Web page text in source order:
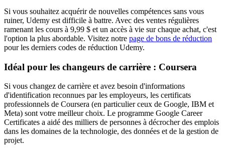
Si vous souhaitez acquérir de nouvelles compétences sans vous
ruiner, Udemy est difficile à battre. Avec des ventes régulières
ramenant les cours à 9,99 $ et un accès à vie sur chaque achat, c'est
l'option la plus abordable. Visitez notre page de bons de réduction
pour les derniers codes de réduction Udemy.
Idéal pour les changeurs de carrière : Coursera
Si vous changez de carrière et avez besoin d'informations
d'identification reconnues par les employeurs, les certificats
professionnels de Coursera (en particulier ceux de Google, IBM et
Meta) sont votre meilleur choix. Le programme Google Career
Certificates a aidé des milliers de personnes à décrocher des emplois
dans les domaines de la technologie, des données et de la gestion de
projet.